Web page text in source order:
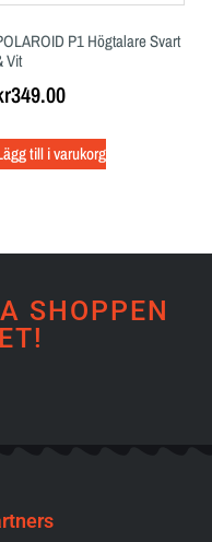
P1 Högtalare Svart
Vit
349.00
till i varukorg
SHOPPEN